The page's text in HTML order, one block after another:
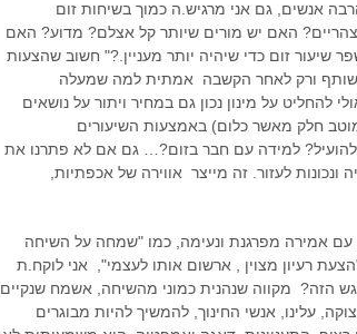
אנשים, גם אני מרגיש.ה כמוך בשיחות זום
האם יש מורים שיותר קל אצלם? מדוע? האם
שיעור זום כדי שיהיה יותר מעניין.?" חשוב שהצעות
משותף ורק לאחר הקשבה אמתית למה שמעלה
להחליט על מינון נכון גם במחיר ויתור על נושאים
חלק מאשר כלום) באמצעות השיעורים
להועיל? למידה עם חבר בזום?… גם אם לא פתרנו את
לעזור. זה מייצר אווירה של אכפתיות,
עם אמירה מפרגנת ונעימה, כמו "שמחה על השיחה
רעיון מצוין , ארשום אותו לעצמי", אני לוקח.ת
מקווה שנהנית כמוני מהשיחה, אשמח שנקיים
עלינו, אנשי החינוך, להמשיך להיות מבוגרים